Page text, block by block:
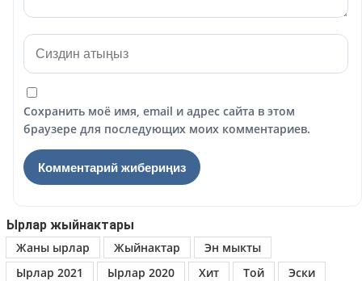
Сохранить моё имя, email и адрес сайта в этом
браузере для последующих моих комментариев.
Ырлар жыйнактары
Жаны ырлар
Жыйнактар
Эн мыкты
Ырлар 2021
Ырлар 2020 Хит Той Эски